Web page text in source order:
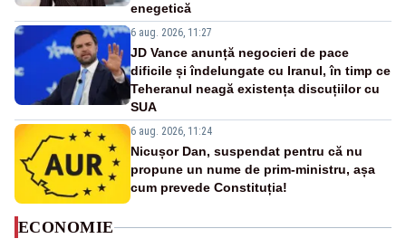
enegetică
6 aug. 2026, 11:27
JD Vance anunță negocieri de pace
dificile și îndelungate cu Iranul, în timp ce
Teheranul neagă existența discuțiilor cu
SUA
6 aug. 2026, 11:24
Nicușor Dan, suspendat pentru că nu
propune un nume de prim-ministru, așa
cum prevede Constituția!
ECONOMIE